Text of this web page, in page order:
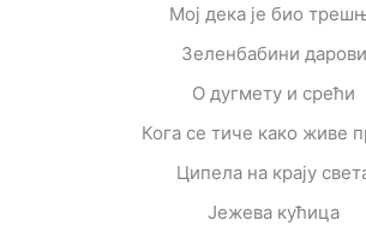
Мој дека је био
Зеленбабини дарови
О дугмету и срећи
Кога се тиче како живе
Ципела на крају
Јежева кућица